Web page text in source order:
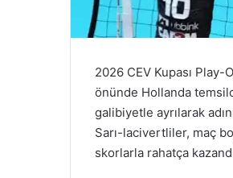
2026 CEV Kupası
önünde Hollanda
galibiyetle ayrılarak
Sarı-lacivertliler, maç
skorlarla rahatça